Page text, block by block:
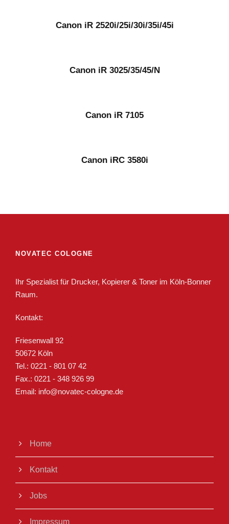
Canon iR 2520i/25i/30i/35i/45i
Canon iR 3025/35/45/N
Canon iR 7105
Canon iRC 3580i
NOVATEC COLOGNE
Ihr Spezialist für Drucker, Kopierer & Toner im Köln-Bonner
Raum.
Kontakt:
Friesenwall 92
50672 Köln
Tel.: 0221 - 801 07 42
Fax.: 0221 - 348 926 99
Email: info@novatec-cologne.de
Home
Kontakt
Jobs
Impressum